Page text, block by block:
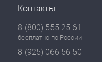
Контакты
8 (800) 555 25 61
бесплатно по России
8 (925) 066 56 50